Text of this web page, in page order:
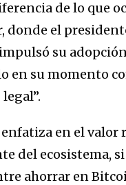
de lo que
donde el
su
en su momento
en el valor
del ecosistema, si
ahorrar en